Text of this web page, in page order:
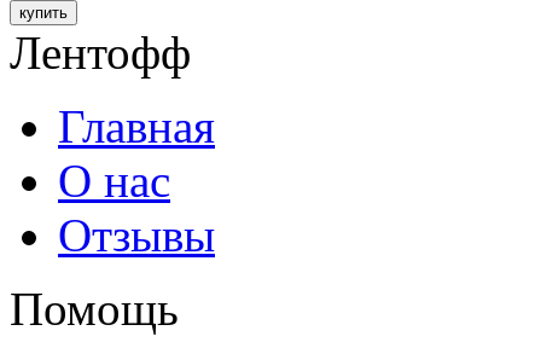
Лентофф
Главная
О нас
Отзывы
Помощь